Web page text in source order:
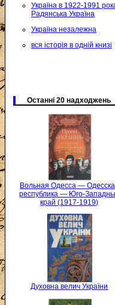
Україна в 1922-1991
Радянська Україна
Україна незалежна
вся історія в одній книзі
Останні 20 надходжень
Вольная Одесса —
республика — Юго-
край (1917-1919)
Духовна велич України